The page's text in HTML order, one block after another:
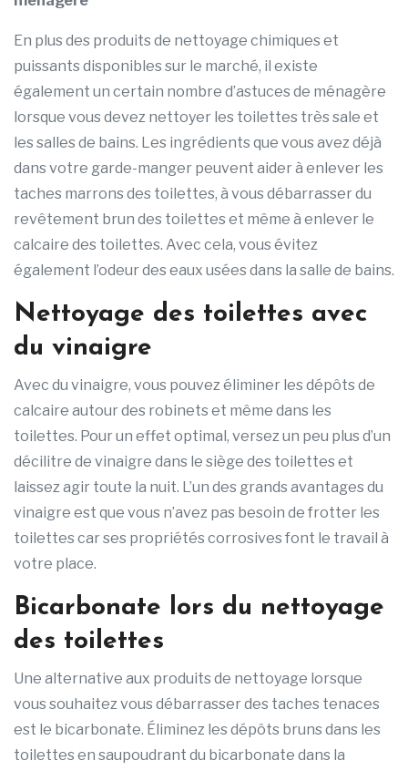
En plus des produits de nettoyage chimiques et
puissants disponibles sur le marché, il existe
également un certain nombre d’astuces de ménagère
lorsque vous devez nettoyer les toilettes très sale et
les salles de bains. Les ingrédients que vous avez déjà
dans votre garde-manger peuvent aider à enlever les
taches marrons des toilettes, à vous débarrasser du
revêtement brun des toilettes et même à enlever le
calcaire des toilettes. Avec cela, vous évitez
également l’odeur des eaux usées dans la salle de bains.
Nettoyage des toilettes avec
du vinaigre
Avec du vinaigre, vous pouvez éliminer les dépôts de
calcaire autour des robinets et même dans les
toilettes. Pour un effet optimal, versez un peu plus d’un
décilitre de vinaigre dans le siège des toilettes et
laissez agir toute la nuit. L’un des grands avantages du
vinaigre est que vous n’avez pas besoin de frotter les
toilettes car ses propriétés corrosives font le travail à
votre place.
Bicarbonate lors du nettoyage
des toilettes
Une alternative aux produits de nettoyage lorsque
vous souhaitez vous débarrasser des taches tenaces
est le bicarbonate. Éliminez les dépôts bruns dans les
toilettes en saupoudrant du bicarbonate dans la